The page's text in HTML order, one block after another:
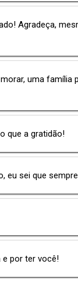
Agradeça,
uma família
que a gratidão!
eu sei que
e por ter você!